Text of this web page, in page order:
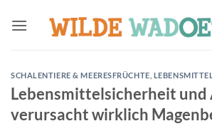
Inhalt
SCHALENTIERE & MEERESFRÜCHTE
Lebensmittelsicherheit und
verursacht wirklich